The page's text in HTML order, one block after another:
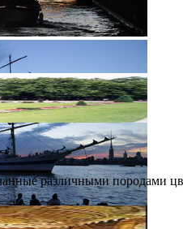
различными породами